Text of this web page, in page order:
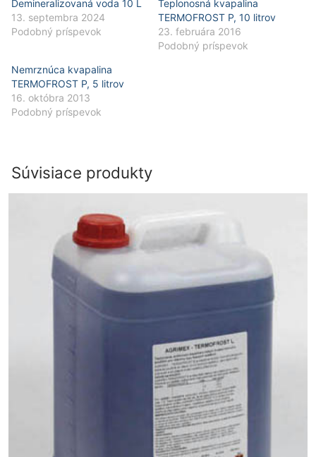
Demineralizovaná voda 10 L
13. septembra 2024
Podobný príspevok
Teplonosná kvapalina
TERMOFROST P, 10 litrov
23. februára 2016
Podobný príspevok
Nemrznúca kvapalina
TERMOFROST P, 5 litrov
16. októbra 2013
Podobný príspevok
Súvisiace produkty